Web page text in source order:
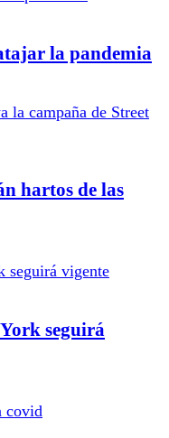
la pandemia
hartos de las
seguirá